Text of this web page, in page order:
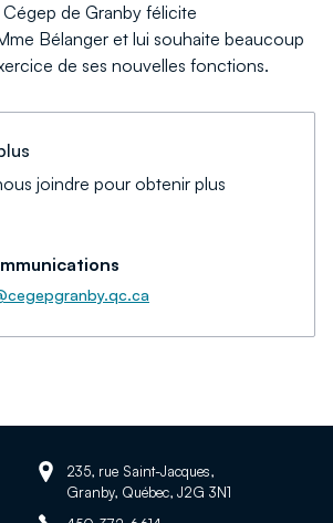
de Granby félicite
Bélanger et lui souhaite beaucoup
de ses nouvelles fonctions.
joindre pour obtenir plus
RetourAdresse:235, rue Saint-Jacques,
Granby, Québec, J2G 3N1